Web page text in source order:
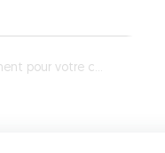
votre chien à Schœneck